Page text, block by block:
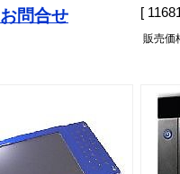
お問合せ
[
販売価